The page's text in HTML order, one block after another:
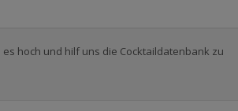
es hoch und hilf uns die Cocktaildatenbank zu